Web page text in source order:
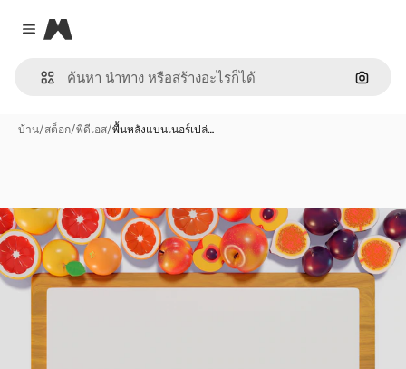
Close menu
Magnific
ค้นหา
บ้าน/สต็อก/พีดีเอส/พื้นหลังแบนเนอร์เปล่…